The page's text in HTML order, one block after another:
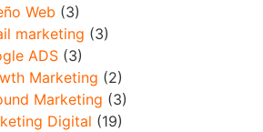
Web (3)
marketing (3)
ADS(3)
Marketing (2)
Marketing (3)
Digital (19)